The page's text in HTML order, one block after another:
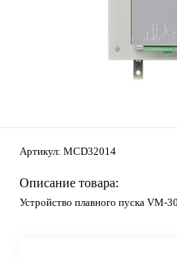
Артикул: MCD32014
Описание товара:
Устройство плавного пуска VM-